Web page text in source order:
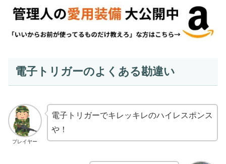
電子トリガーのよくある勘違い
プレイヤー
電子トリガーでキレッキレのハイレスポンス
や！